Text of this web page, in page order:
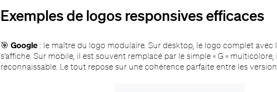
Exemples de logos responsives efficaces
🎯 Google: le maître du logo modulaire. Sur desktop, le logo complet avec
s’affiche. Sur mobile, il est souvent remplacé par le simple « G »
reconnaissable. Le tout repose sur une cohérence parfaite entre les